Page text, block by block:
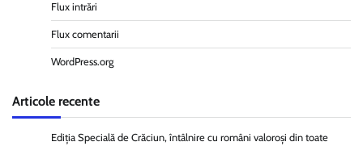
Flux intrări
Flux comentarii
WordPress.org
Articole recente
Ediția Specială de Crăciun, întâlnire cu români valoroși din toate